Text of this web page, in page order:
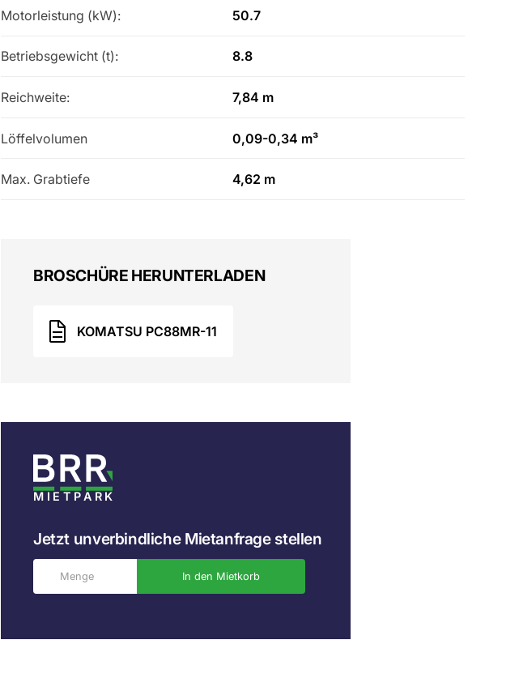
Motorleistung (kW): 50.7
Betriebsgewicht (t): 8.8
Reichweite: 7,84 m
Löffelvolumen 0,09-0,34 m³
Max. Grabtiefe 4,62 m
BROSCHÜRE HERUNTERLADEN
KOMATSU PC88MR-11
MIETPARK
Jetzt unverbindliche Mietanfrage stellen
In den Mietkorb